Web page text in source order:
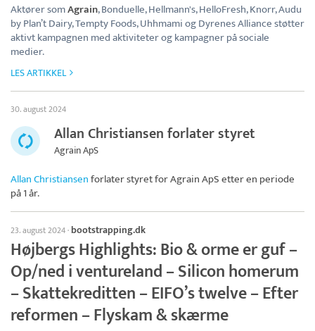
Aktører somAgrain, Bonduelle, Hellmann's, HelloFresh, Knorr, Audu
by Plan’t Dairy, Tempty Foods, Uhhmami og Dyrenes Alliance støtter
aktivt kampagnen med aktiviteter og kampagner på sociale
medier.
LES ARTIKKEL
30. august 2024
Allan Christiansen forlater styret
Agrain ApS
Allan Christiansenforlater styret forAgrain ApSetter en periode
på 1 år.
23. august 2024· bootstrapping.dk
Højbergs Highlights: Bio & orme er guf –
Op/ned i ventureland – Silicon homerum
– Skattekreditten – EIFO’s twelve – Efter
reformen – Flyskam & skærme